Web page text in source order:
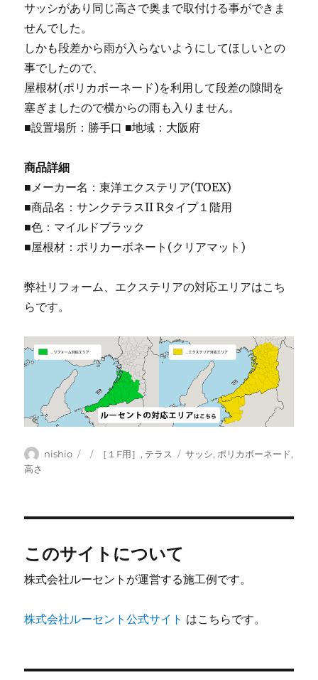
サッシがあり同じ高さで奥まで取付ける事ができま
せんでした。
しかも段差から雨が入らないようにしてほしいとの
事でしたので、
屋根材(ポリカボーネード)を利用して段差の隙間を
塞ぎましたので横からの雨も入りません。
■設置場所：勝手口 ■地域：大阪府
商品詳細
■メーカー名：東洋エクステリア(TOEX)
■商品名：サンクテラスII Rタイプ１階用
■色：マイルドブラック
■屋根材：ポリカーボネート(クリアマット)
弊社リフォーム、エクステリアの対応エリアはこち
らです。
投
nishio
投
カ［１F用］ , テラス
タ
サッシ, ポリカボーネード,
高さ
このサイトについて
株式会社ルーセントが運営する施工例です。
株式会社ルーセント公式サイト はこちらです。